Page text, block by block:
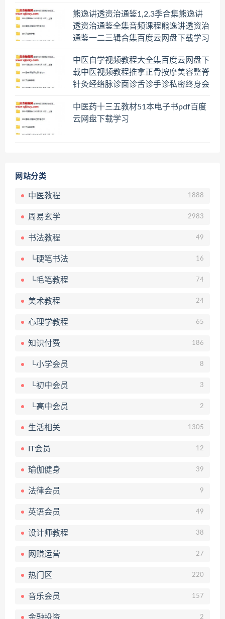
熊逸讲透资治通鉴1,2,3季合集熊逸讲
透资治通鉴全集音频课程熊逸讲透资治
通鉴一二三辑合集百度云网盘下载学习
中医自学视频教程大全集百度云网盘下
载中医视频教程推拿正骨按摩美容整脊
针灸经络脉诊面诊舌诊手诊私密终身会
中医药十三五教材51本电子书pdf百度
云网盘下载学习
网站分类
中医教程 1888
周易玄学 2983
书法教程 49
└硬笔书法 16
└毛笔教程 74
美术教程 24
心理学教程 65
知识付费 186
└小学会员 8
└初中会员 3
└高中会员 2
生活相关 1305
IT会员 12
瑜伽健身 39
法律会员 9
英语会员 49
设计师教程 38
网赚运营 27
热门区 220
音乐会员 157
金融投资 2